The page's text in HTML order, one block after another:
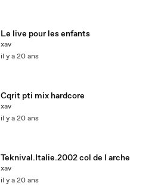
Le live pour les enfants
xav
il y a 20 ans
Cqrit pti mix hardcore
xav
il y a 20 ans
Teknival.Italie.2002 col de l arche
xav
il y a 20 ans